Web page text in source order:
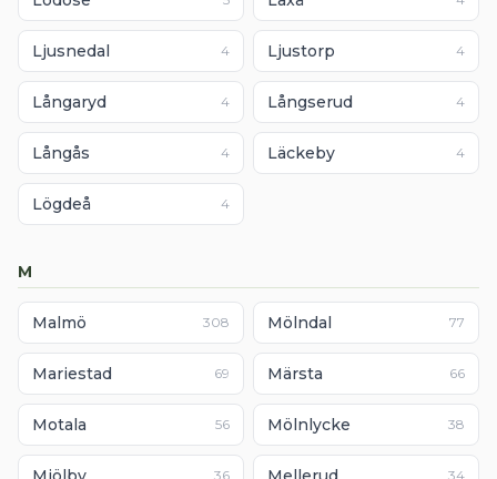
Ljusnedal 4 Ljustorp 4
Långaryd 4 Långserud 4
Långås 4 Läckeby 4
Lögdeå 4
M
Malmö 308 Mölndal 77
Mariestad 69 Märsta 66
Motala 56 Mölnlycke 38
36 34